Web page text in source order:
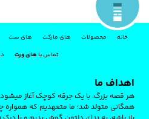
خانه محصولات های مارکت های ست
تماس باهای ورت
اهداف ما
هر قصه‌ بزرگ، با یک جرقه‌ کوچک آغاز
همگانی متولد شد؛ ما متعهدیم که